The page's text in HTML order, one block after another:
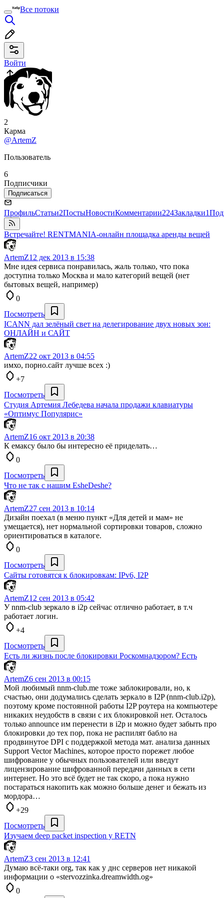
Все потоки
Войти
2
Карма
@ArtemZ
Пользователь
6
Подписчики
Подписаться
ПрофильСтатьи2ПостыНовостиКомментарии224Закладки1
Встречайте! RENTMANIA-онлайн площадка аренды вещей
ArtemZ12 дек 2013 в 15:38
Мне идея сервиса понравилась, жаль только, что пока
доступна только Москва и мало категорий вещей (нет
бытовых вещей, например)
0
Посмотреть
ICANN дал зелёный свет на делегирование двух новых зон:
ОНЛАЙН и САЙТ
ArtemZ22 окт 2013 в 04:55
имхо, порно.сайт лучше всех :)
+7
Посмотреть
Студия Артемия Лебедева начала продажи клавиатуры
«Оптимус Популярис»
ArtemZ16 окт 2013 в 20:38
К емаксу было бы интересно её приделать…
0
Посмотреть
Что не так с нашим EsheDeshe?
ArtemZ27 сен 2013 в 10:14
Дизайн поехал (в меню пункт «Для детей и мам» не
умещается), нет нормальной сортировки товаров, сложно
ориентироваться в каталоге.
0
Посмотреть
Сайты готовятся к блокировкам: IPv6, I2P
ArtemZ12 сен 2013 в 05:42
У nnm-club зеркало в i2p сейчас отлично работает, в т.ч
работает логин.
+4
Посмотреть
Есть ли жизнь после блокировки Роскомнадзором? Есть
ArtemZ6 сен 2013 в 00:15
Мой любимый nnm-club.me тоже заблокировали, но, к
счастью, они додумались сделать зеркало в I2P (nnm-club.i2p),
поэтому кроме постоянной работы I2P роутера на компьютере
никаких неудобств в связи с их блокировкой нет. Осталось
только announce им перенести в i2p и можно будет забыть про
блокировки до тех пор, пока не распилят бабло на
продвинутое DPI c поддержкой метода мат. анализа данных
Support Vector Machines, которое просто порежет любое
шифрование у обычных пользователей или введут
лицензирование шифрованной передачи данных в сети
интернет. Но это всё будет не так скоро, а пока нужно
постараться накопить как можно больше денег и бежать из
мордора…
+29
Посмотреть
Изучаем deep packet inspection у RETN
ArtemZ3 сен 2013 в 12:41
Думаю всё-таки org, так как у днс серверов нет никакой
информации о «stervozzinka.dreamwidth.og»
0